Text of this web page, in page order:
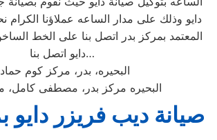
دايو وذلك على مدار الساعه عملاؤنا الكرام
المعتمد بمركز بدر اتصل بنا على الخط
دايو اتصل بنا…
البحيره، بدر، مركز كوم
البحيره مركز بدر، مصطفى كامل،
صيانة ديب فريزر دايو